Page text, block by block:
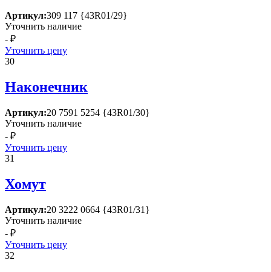
Артикул:309 117 {43R01/29}
Уточнить наличие
- ₽
Уточнить цену
30
Наконечник
Артикул:20 7591 5254 {43R01/30}
Уточнить наличие
- ₽
Уточнить цену
31
Хомут
Артикул:20 3222 0664 {43R01/31}
Уточнить наличие
- ₽
Уточнить цену
32